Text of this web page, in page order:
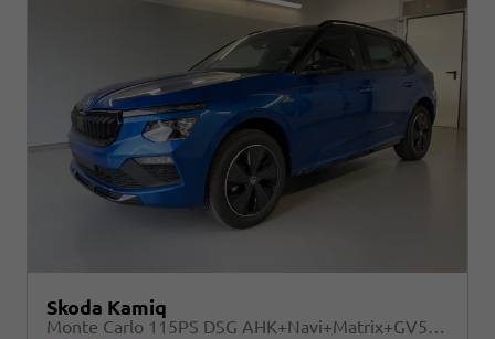
Skoda Kamiq
Monte Carlo 115PS DSG AHK+Navi+Matrix+GV5+Pano+Kessy+Kamera+Alu17+Sitzheiz